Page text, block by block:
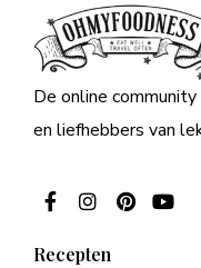
De online
en liefhebbers van
Recepten